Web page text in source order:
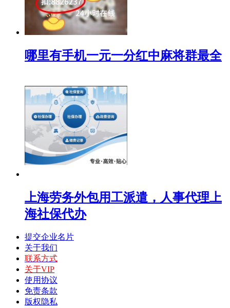
哪里有手机一元一分红中麻将群最全
上海劳务外包用工派遣，人事代理上
海社保代办
提交企业名片
关于我们
联系方式
关于VIP
使用协议
免责条款
版权隐私